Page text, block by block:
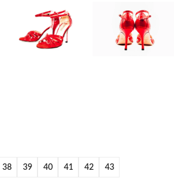
38 39 40 41 42 43